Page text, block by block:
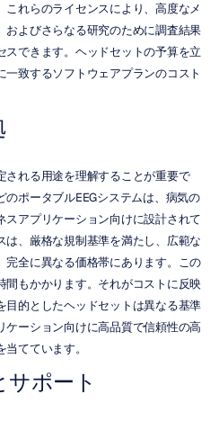
れらのライセンスにより、高度なメ
およびさらなる研究のために調査結果
スできます。ヘッドセットの予算を立
致するソフトウェアプランのコスト
される用途を理解することが重要で
ポータブルEEGシステムは、病気の
アプリケーション向けに設計されて
は、厳格な規制基準を満たし、広範な
完全に異なる価格帯にあります。この
間もかかります。それがコストに反映
目的としたヘッドセットは異なる基準
ケーション向けに高品質で信頼性の高
てています。
ポート